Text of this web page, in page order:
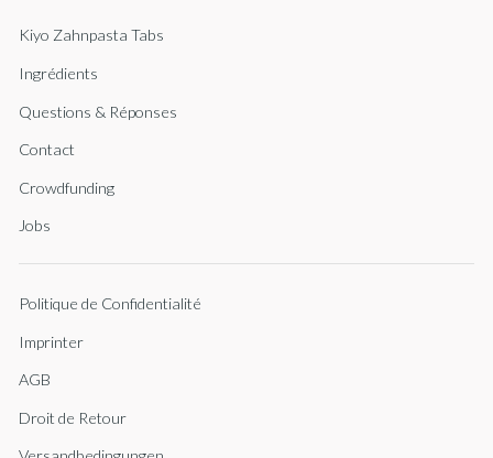
Kiyo Zahnpasta Tabs
Ingrédients
Questions & Réponses
Contact
Crowdfunding
Jobs
Politique de Confidentialité
Imprinter
AGB
Droit de Retour